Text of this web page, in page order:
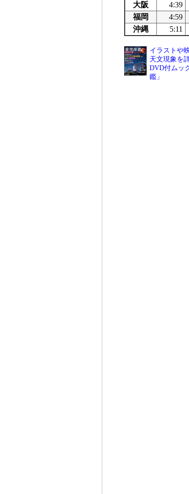
大阪
4:39
福岡
4:59
沖縄
5:11
イラストや
天文現象を
DVD付ムッ
鑑」